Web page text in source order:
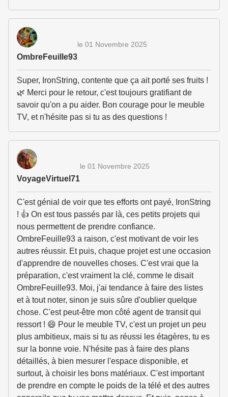
OmbreFeuille93
le 01 Novembre 2025
Super, IronString, contente que ça ait porté ses fruits !
🌿 Merci pour le retour, c'est toujours gratifiant de
savoir qu'on a pu aider. Bon courage pour le meuble
TV, et n'hésite pas si tu as des questions !
VoyageVirtuel71
le 01 Novembre 2025
C'est génial de voir que tes efforts ont payé, IronString
! 👍 On est tous passés par là, ces petits projets qui
nous permettent de prendre confiance.
OmbreFeuille93 a raison, c'est motivant de voir les
autres réussir. Et puis, chaque projet est une occasion
d'apprendre de nouvelles choses. C'est vrai que la
préparation, c'est vraiment la clé, comme le disait
OmbreFeuille93. Moi, j'ai tendance à faire des listes
et à tout noter, sinon je suis sûre d'oublier quelque
chose. C'est peut-être mon côté agent de transit qui
ressort ! 😄 Pour le meuble TV, c'est un projet un peu
plus ambitieux, mais si tu as réussi les étagères, tu es
sur la bonne voie. N'hésite pas à faire des plans
détaillés, à bien mesurer l'espace disponible, et
surtout, à choisir les bons matériaux. C'est important
de prendre en compte le poids de la télé et des autres